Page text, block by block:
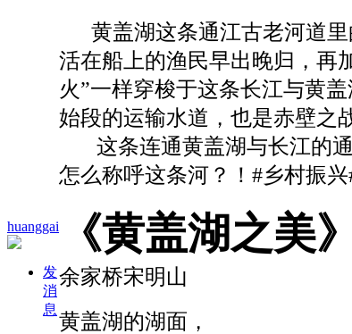
huanggai
发
消
息
黄盖湖这条通江古老河道里
活在船上的渔民早出晚归，再
火”一样穿梭于这条长江与黄
始段的运输水道，也是赤壁之
这条连通黄盖湖与长江的通
怎么称呼这条河？！#乡村振
《黄盖湖之美》
余家桥宋明山
黄盖湖的湖面，